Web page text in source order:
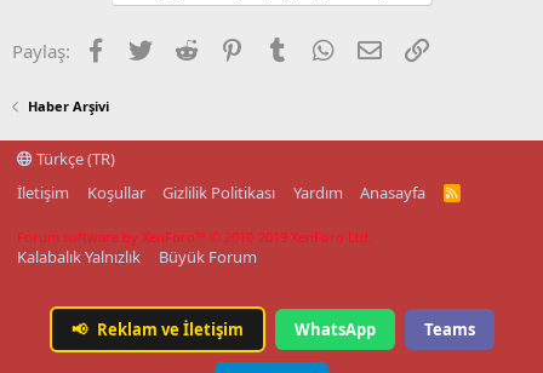
Paylaş: Facebook
TwitterReddit PinterestTumblrWhatsApp
E-postaLink
Haber Arşivi
Türkçe (TR)
İletişim
Koşullar Gizlilik Politikası Yardım Anasayfa
R
Forum software by XenForo™ © 2010-2019 XenForo Ltd.
Kalabalık Yalnızlık Büyük Forum
📢 Reklam ve İletişim WhatsApp Teams